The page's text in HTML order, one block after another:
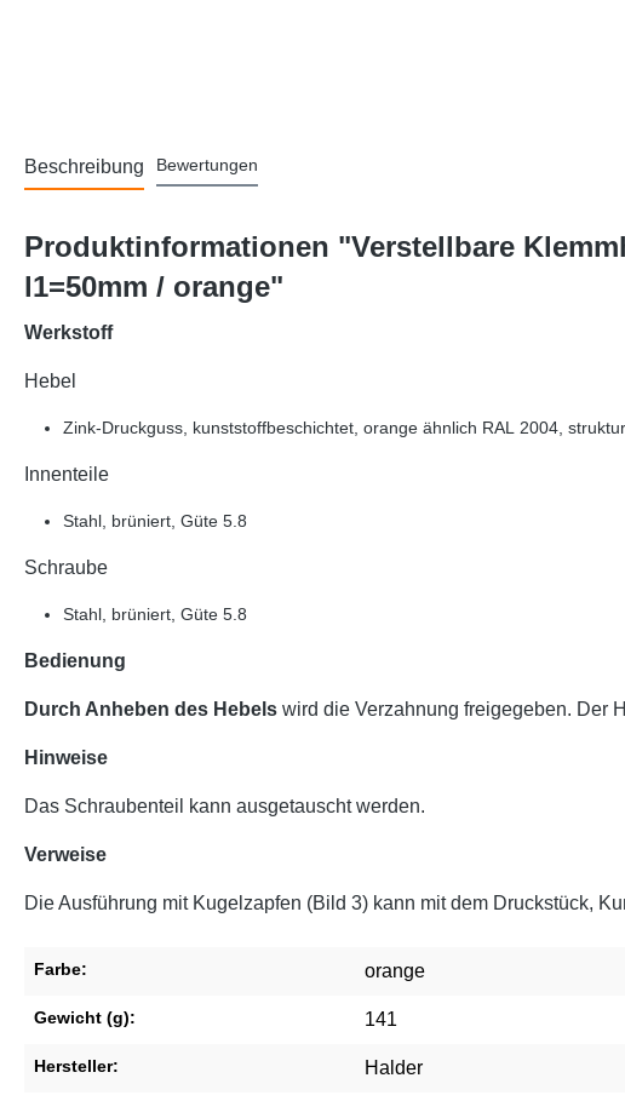
Beschreibung Bewertungen
Produktinformationen "Verstellbare
l1=50mm / orange"
Werkstoff
Hebel
Zink-Druckguss, kunststoffbeschichtet, orange ähnlich RAL 2004,
Innenteile
Stahl, brüniert, Güte 5.8
Schraube
Stahl, brüniert, Güte 5.8
Bedienung
Durch Anheben des Hebels wird die Verzahnung freigegeben. Der
Hinweise
Das Schraubenteil kann ausgetauscht werden.
Verweise
Die Ausführung mit Kugelzapfen (Bild 3) kann mit dem Druckstück,
Farbe: orange
Gewicht (g): 141
Hersteller: Halder